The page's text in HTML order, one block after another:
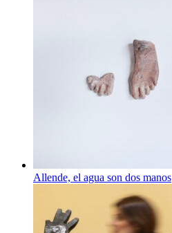
Allende, el agua son dos manos